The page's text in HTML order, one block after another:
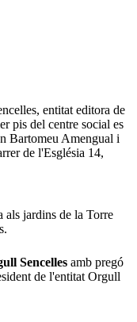
entitat editora de
pis del centre social es
Bartomeu Amengual i
de l'Església 14,
als jardins de la Torre
Sencelles amb pregó
de l'entitat Orgull